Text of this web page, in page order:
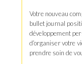
Votre nouveau
bullet journal
développement
d’organiser votre
prendre soin de